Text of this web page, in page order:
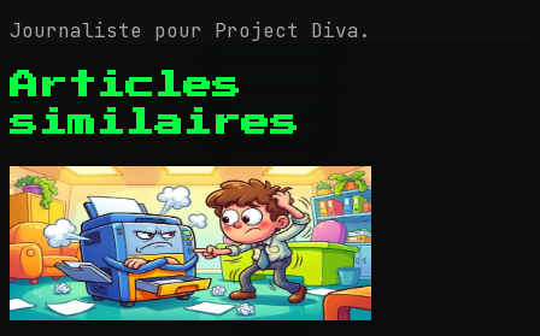
Journaliste pour Project Diva.
Articles
similaires